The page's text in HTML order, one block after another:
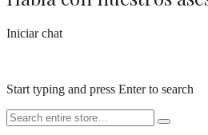
Iniciar chat
Start typing and press Enter to search